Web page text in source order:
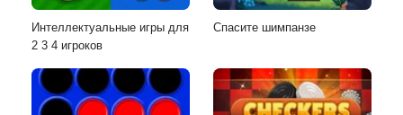
Интеллектуальные игры для
2 3 4 игроков
Спасите шимпанзе